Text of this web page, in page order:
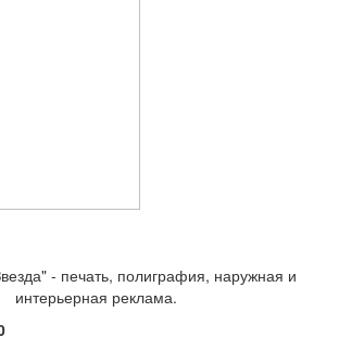
- печать, полиграфия, наружная и
интерьерная реклама.